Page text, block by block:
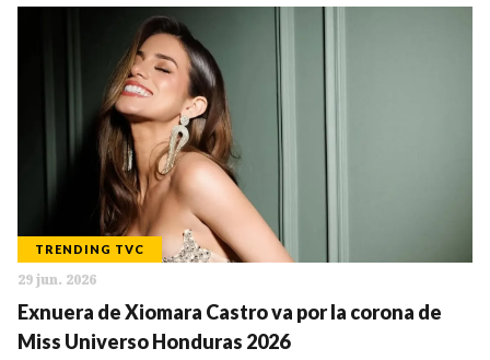
TRENDING TVC
29 jun. 2026
Exnuera de Xiomara Castro va por la corona de
Miss Universo Honduras 2026